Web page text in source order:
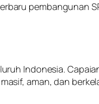
pembangunan
Indonesia.
aman, dan